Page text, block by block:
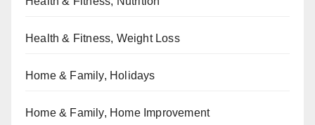
Health & Fitness, Weight Loss
Home & Family, Holidays
Home & Family, Home Improvement